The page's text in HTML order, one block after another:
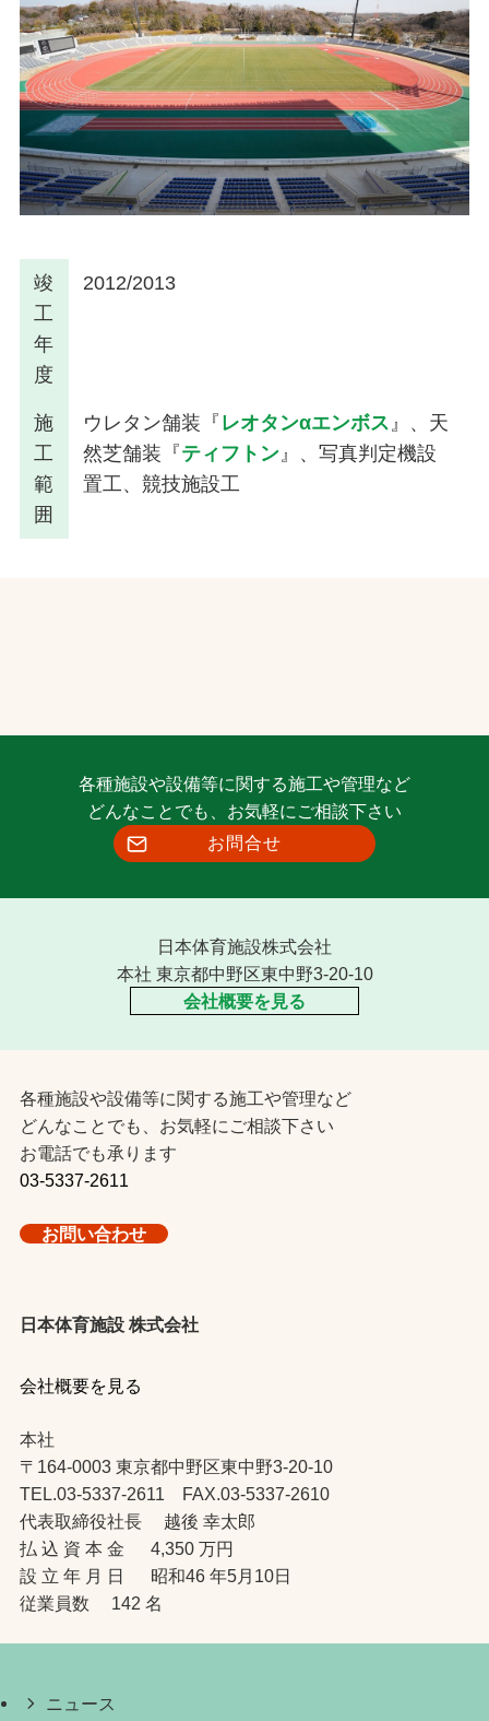
竣
工
年
度
2012/2013
施
工
範
囲
ウレタン舗装『 レオタンαエンボス 』、天
然芝舗装『ティフトン 』、写真判定機設
置工、競技施設工
各種施設や設備等に関する施工や管理など
どんなことでも、お気軽にご相談下さい
お問合せ
日本体育施設株式会社
本社 東京都中野区東中野3-20-10
会社概要を見る
各種施設や設備等に関する施工や管理など
どんなことでも、お気軽にご相談下さい
お電話でも承ります
03-5337-2611
お問い合わせ
日本体育施設 株式会社
会社概要を見る
本社
〒164-0003 東京都中野区東中野3-20-10
TEL.03-5337-2611 FAX.03-5337-2610
代表取締役社長 越後 幸太郎
払 込 資 本 金 4,350 万円
設 立 年 月 日 昭和46 年5月10日
従業員数 142 名
ニュース